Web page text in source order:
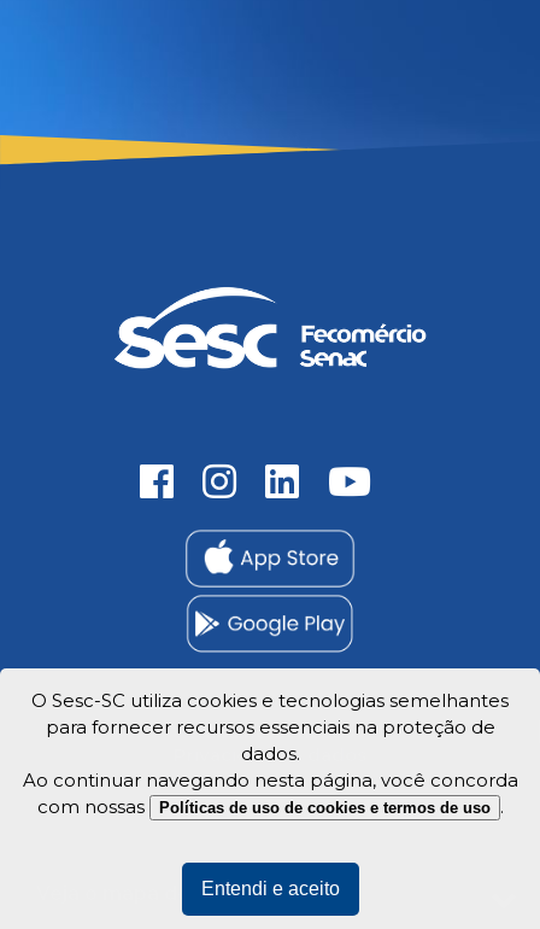
Trabalhe Conosco
Privacidade e dados
Veja o mapa do site
O Sesc-SC utiliza cookies e tecnologias semelhantes
para fornecer recursos essenciais na proteção de
dados.
Ao continuar navegando nesta página, você concorda
com nossas
Políticas de uso de cookies e termos de uso .
Entendi e aceito